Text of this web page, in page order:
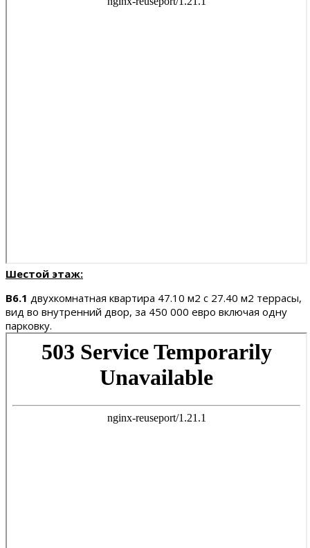
Шестой этаж:
B6.1 двухкомнатная квартира 47.10 м2 с 27.40 м2 террасы,
вид во внутренний двор, за 450 000 евро включая одну
парковку.